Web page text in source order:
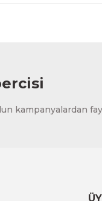
kampanyalardan